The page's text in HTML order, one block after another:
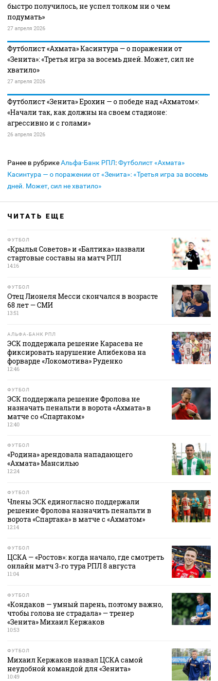
быстро получилось, не успел толком ни о чем
подумать»
27 апреля 2026
Футболист «Ахмата» Касинтура — о поражении от
«Зенита»: «Третья игра за восемь дней. Может, сил не
хватило»
27 апреля 2026
Футболист «Зенита» Ерохин — о победе над «Ахматом»:
«Начали так, как должны на своем стадионе:
агрессивно и с голами»
26 апреля 2026
Ранее в рубрикеАльфа-Банк РПЛ:Футболист «Ахмата»
Касинтура — о поражении от «Зенита»: «Третья игра за восемь
дней. Может, сил не хватило»
ЧИТАТЬ ЕЩЕ
ФУТБОЛ
«Крылья Советов» и «Балтика» назвали
стартовые составы на матч РПЛ
14:16
ФУТБОЛ
Отец Лионеля Месси скончался в возрасте
68 лет — СМИ
13:51
АЛЬФА-БАНК РПЛ
ЭСК поддержала решение Карасева не
фиксировать нарушение Алибекова на
форварде «Локомотива» Руденко
12:46
ФУТБОЛ
ЭСК поддержала решение Фролова не
назначать пенальти в ворота «Ахмата» в
матче со «Спартаком»
12:40
ФУТБОЛ
«Родина» арендовала нападающего
«Ахмата» Мансилью
12:24
ФУТБОЛ
Члены ЭСК единогласно поддержали
решение Фролова назначить пенальти в
ворота «Спартака» в матче с «Ахматом»
12:14
ФУТБОЛ
ЦСКА — «Ростов»: когда начало, где смотреть
онлайн матч 3‑го тура РПЛ 8 августа
11:04
ФУТБОЛ
«Кондаков — умный парень, поэтому важно,
чтобы голова не страдала» — тренер
«Зенита» Михаил Кержаков
10:53
ФУТБОЛ
Михаил Кержаков назвал ЦСКА самой
неудобной командой для «Зенита»
10:49